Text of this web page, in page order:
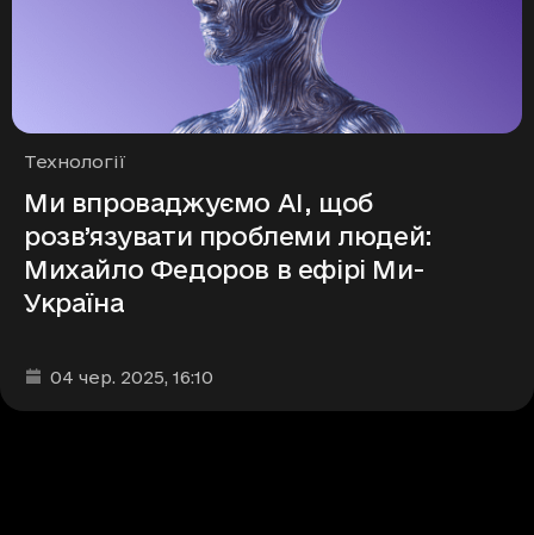
Рубрики
Технології
Ми впроваджуємо AI, щоб
розв’язувати проблеми людей:
Михайло Федоров в ефірі Ми-
Україна
Дата та час публікації
04 чер. 2025, 16:10